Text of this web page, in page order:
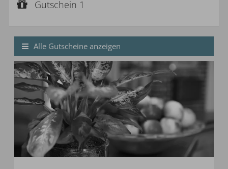
Gutscheinwert:
Gutschein 1
Alle Gutscheine anzeigen